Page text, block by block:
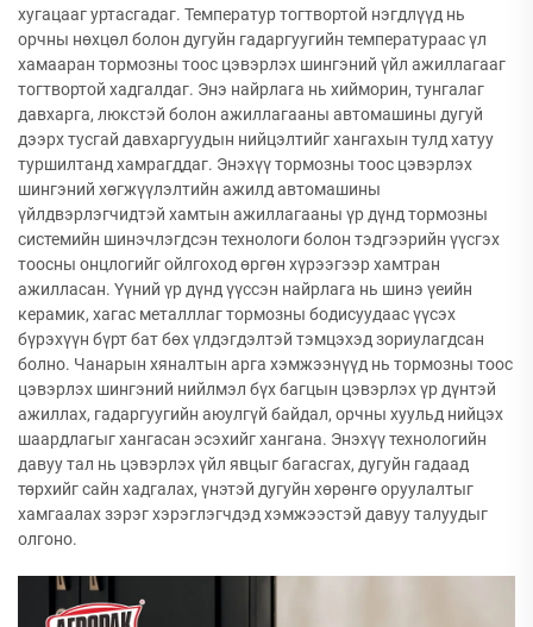
хугацааг уртасгадаг. Температур тогтвортой нэгдлүүд нь
орчны нөхцөл болон дугуйн гадаргуугийн температураас үл
хамааран тормозны тоос цэвэрлэх шингэний үйл ажиллагааг
тогтвортой хадгалдаг. Энэ найрлага нь хийморин, тунгалаг
давхарга, люкстэй болон ажиллагааны автомашины дугуй
дээрх тусгай давхаргуудын нийцэлтийг хангахын тулд хатуу
туршилтанд хамрагддаг. Энэхүү тормозны тоос цэвэрлэх
шингэний хөгжүүлэлтийн ажилд автомашины
үйлдвэрлэгчидтэй хамтын ажиллагааны үр дүнд тормозны
системийн шинэчлэгдсэн технологи болон тэдгээрийн үүсгэх
тоосны онцлогийг ойлгоход өргөн хүрээгээр хамтран
ажилласан. Үүний үр дүнд үүссэн найрлага нь шинэ үеийн
керамик, хагас металллаг тормозны бодисуудаас үүсэх
бүрэхүүн бүрт бат бөх үлдэгдэлтэй тэмцэхэд зориулагдсан
болно. Чанарын хяналтын арга хэмжээнүүд нь тормозны тоос
цэвэрлэх шингэний нийлмэл бүх багцын цэвэрлэх үр дүнтэй
ажиллах, гадаргуугийн аюулгүй байдал, орчны хуульд нийцэх
шаардлагыг хангасан эсэхийг хангана. Энэхүү технологийн
давуу тал нь цэвэрлэх үйл явцыг багасгах, дугуйн гадаад
төрхийг сайн хадгалах, үнэтэй дугуйн хөрөнгө оруулалтыг
хамгаалах зэрэг хэрэглэгчдэд хэмжээстэй давуу талуудыг
олгоно.